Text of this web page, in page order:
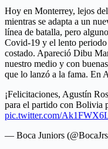
Hoy en Monterrey, lejos
mientras se adapta a un
línea de batalla, pero
Covid-19 y el lento
costado. Apareció Dibu
nuestro medio y con
que lo lanzó a la fama. En
¡Felicitaciones, Agustín
para el partido con
pic.twitter.com/
— Boca Juniors